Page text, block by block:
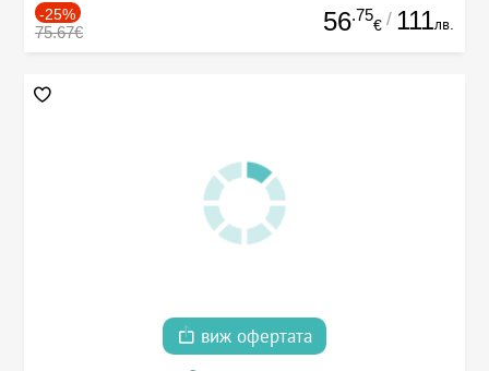
-25%
75.67€ 56.75
€ / 111лв.
виж офертата